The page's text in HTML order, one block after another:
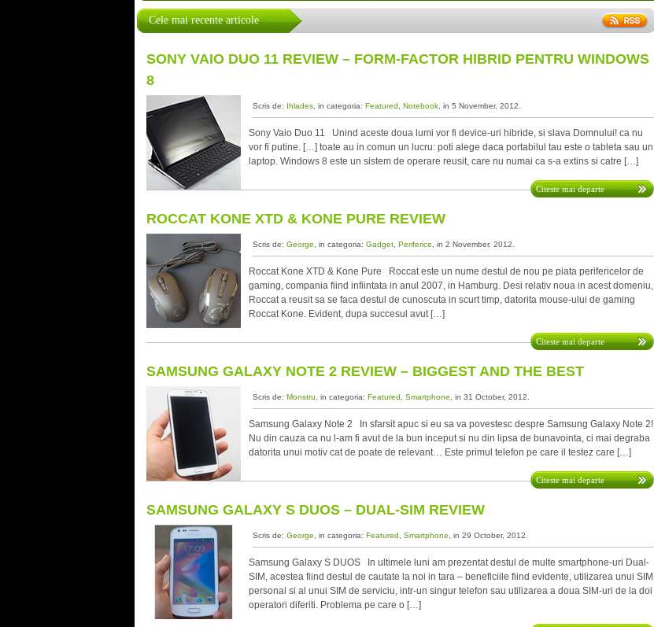
Cele mai recente articole
SONY VAIO DUO 11 REVIEW – FORM-FACTOR HIBRID PENTRU WINDOWS
8
Scris de: Ihlades , in categoria: Featured Notebook , in 5 November, 2012.
Sony Vaio Duo 11 Unind aceste doua lumi vor fi device-uri hibride, si slava Domnului! ca nu
vor fi putine. […] toate au in comun un lucru: poti alege daca portabilul tau este o tableta sau un
laptop. Windows 8 este un sistem de operare reusit, care nu numai ca s-a extins si catre […]
Citeste mai departe
ROCCAT KONE XTD & KONE PURE REVIEW
Scris de: George , in categoria: Gadget Periferice , in 2 November, 2012.
Roccat Kone XTD & Kone Pure Roccat este un nume destul de nou pe piata perifericelor de
gaming, compania fiind infiintata in anul 2007, in Hamburg. Desi relativ noua in acest domeniu,
Roccat a reusit sa se faca destul de cunoscuta in scurt timp, datorita mouse-ului de gaming
Roccat Kone. Evident, dupa succesul avut […]
Citeste mai departe
SAMSUNG GALAXY NOTE 2 REVIEW – BIGGEST AND THE BEST
Scris de: Monstru , in categoria: Featured Smartphone , in 31 October, 2012.
Samsung Galaxy Note 2 In sfarsit apuc si eu sa va povestesc despre Samsung Galaxy Note 2!
Nu din cauza ca nu l-am fi avut de la bun inceput si nu din lipsa de bunavointa, ci mai degraba
datorita unui motiv cat de poate de relevant… Este primul telefon pe care il testez care […]
Citeste mai departe
SAMSUNG GALAXY S DUOS – DUAL-SIM REVIEW
Scris de: George , in categoria: Featured Smartphone , in 29 October, 2012.
Samsung Galaxy S DUOS In ultimele luni am prezentat destul de multe smartphone-uri Dual-
SIM, acestea fiind destul de cautate la noi in tara – beneficiile fiind evidente, utilizarea unui SIM
personal si al unui SIM de serviciu, intr-un singur telefon sau utilizarea a doua SIM-uri de la doi
operatori diferiti. Problema pe care o […]